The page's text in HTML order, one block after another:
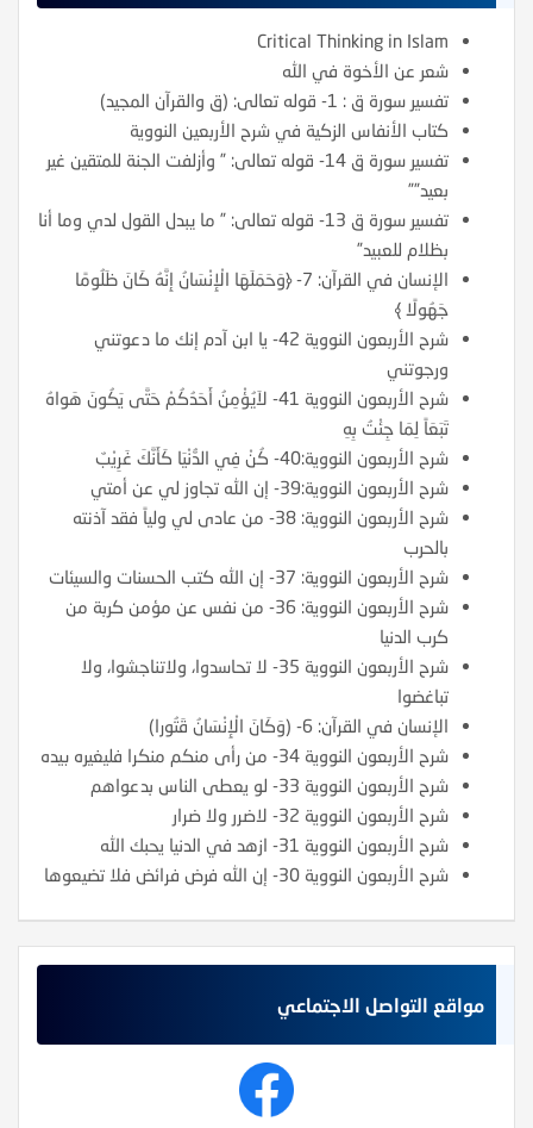
Critical Thinking in Islam
شعر عن الأخوة في الله
تفسير سورة ق : 1- قوله تعالى: (ق والقرآن المجيد)
كتاب الأنفاس الزكية في شرح الأربعين النووية
تفسير سورة ق 14- قوله تعالى: ” وأزلفت الجنة للمتقين غير
بعيد””
تفسير سورة ق 13- قوله تعالى: ” ما يبدل القول لدي وما أنا
بظلام للعبيد”
الإنسان في القرآن: 7- ﴿وَحَمَلَهَا الْإِنْسَانُ إِنَّهُ كَانَ ظَلُومًا
جَهُولًا ﴾
شرح الأربعون النووية 42- يا ابن آدم إنك ما دعوتني
ورجوتني
شرح الأربعون النووية 41- لاَيُؤْمِنُ أَحَدُكُمْ حَتَّى يَكُونَ هَواهُ
تَبَعَاً لِمَا جِئْتُ بِهِ
شرح الأربعون النووية:40- كُنْ فِي الدُّنْيَا كَأَنَّكَ غَرِيْبٌ
شرح الأربعون النووية:39- إن الله تجاوز لي عن أمتي
شرح الأربعون النووية: 38- من عادى لي ولياً فقد آذنته
بالحرب
شرح الأربعون النووية: 37- إن الله كتب الحسنات والسيئات
شرح الأربعون النووية: 36- من نفس عن مؤمن كربة من
كرب الدنيا
شرح الأربعون النووية 35- لا تحاسدوا، ولاتناجشوا، ولا
تباغضوا
الإنسان في القرآن: 6- (وَكَانَ الْإِنْسَانُ قَتُورا)
شرح الأربعون النووية 34- من رأى منكم منكرا فليغيره بيده
شرح الأربعون النووية 33- لو يعطى الناس بدعواهم
شرح الأربعون النووية 32- لاضرر ولا ضرار
شرح الأربعون النووية 31- ازهد في الدنيا يحبك الله
شرح الأربعون النووية 30- إن الله فرض فرائض فلا تضيعوها
مواقع التواصل الاجتماعي